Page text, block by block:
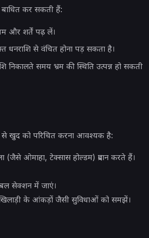
कर सकती हैं:
और शर्तें पढ़ लें।
धनराशि से वंचित होना पड़ सकता है।
समय भ्रम की स्थिति उत्पन्न हो सकती
खुद को परिचित करना आवश्यक है:
ओमाहा, टेक्सास होल्डम) प्रदान करते हैं।
सेक्शन में जाएं।
खिलाड़ी के आंकड़ों जैसी सुविधाओं को समझें।